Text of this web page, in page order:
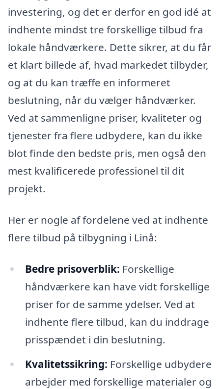
investering, og det er derfor en god idé at
indhente mindst tre forskellige tilbud fra
lokale håndværkere. Dette sikrer, at du får
et klart billede af, hvad markedet tilbyder,
og at du kan træffe en informeret
beslutning, når du vælger håndværker.
Ved at sammenligne priser, kvaliteter og
tjenester fra flere udbydere, kan du ikke
blot finde den bedste pris, men også den
mest kvalificerede professionel til dit
projekt.
Her er nogle af fordelene ved at indhente
flere tilbud på tilbygning i Linå:
Bedre prisoverblik: Forskellige
håndværkere kan have vidt forskellige
priser for de samme ydelser. Ved at
indhente flere tilbud, kan du inddrage
prisspændet i din beslutning.
Kvalitetssikring: Forskellige udbydere
arbejder med forskellige materialer og